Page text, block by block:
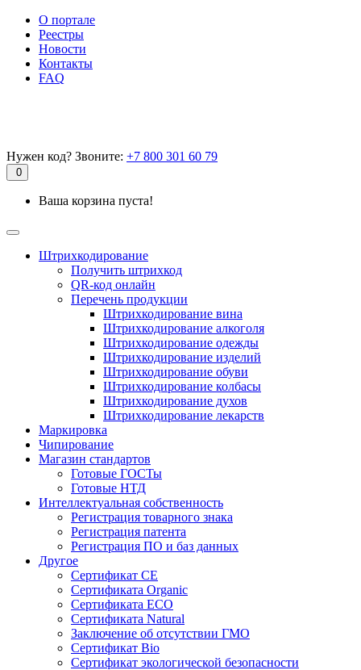
О портале
Реестры
Новости
Контакты
FAQ
Нужен код? Звоните: +7 800 301 60 79
0
Ваша корзина пуста!
Штрихкодирование
Получить штрихкод
QR-код онлайн
Перечень продукции
Штрихкодирование вина
Штрихкодирование алкоголя
Штрихкодирование одежды
Штрихкодирование изделий
Штрихкодирование обуви
Штрихкодирование колбасы
Штрихкодирование духов
Штрихкодирование лекарств
Маркировка
Чипирование
Магазин стандартов
Готовые ГОСТы
Готовые НТД
Интеллектуальная собственность
Регистрация товарного знака
Регистрация патента
Регистрация ПО и баз данных
Другое
Сертификат СЕ
Сертификата Organic
Сертификата ECO
Сертификата Natural
Заключение об отсутствии ГМО
Сертификат Bio
Сертификат экологической безопасности